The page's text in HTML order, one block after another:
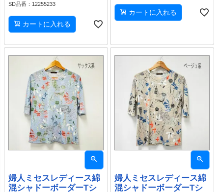
SD品番：12255233
カートに入れる
カートに入れる
婦人ミセスレディース綿
混シャドーボーダーTシ
婦人ミセスレディース綿
混シャドーボーダーTシ